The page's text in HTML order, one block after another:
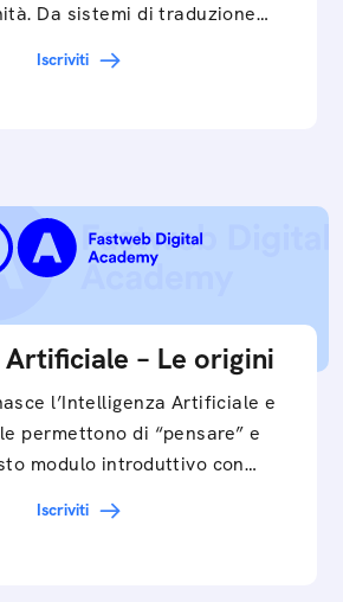
Da sistemi di traduzione
Iscriviti
– Le origini
l’Intelligenza Artificiale e
permettono di “pensare” e
modulo introduttivo con
Iscriviti